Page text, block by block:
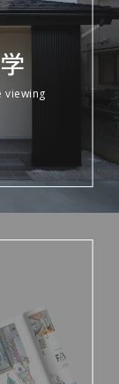
viewing